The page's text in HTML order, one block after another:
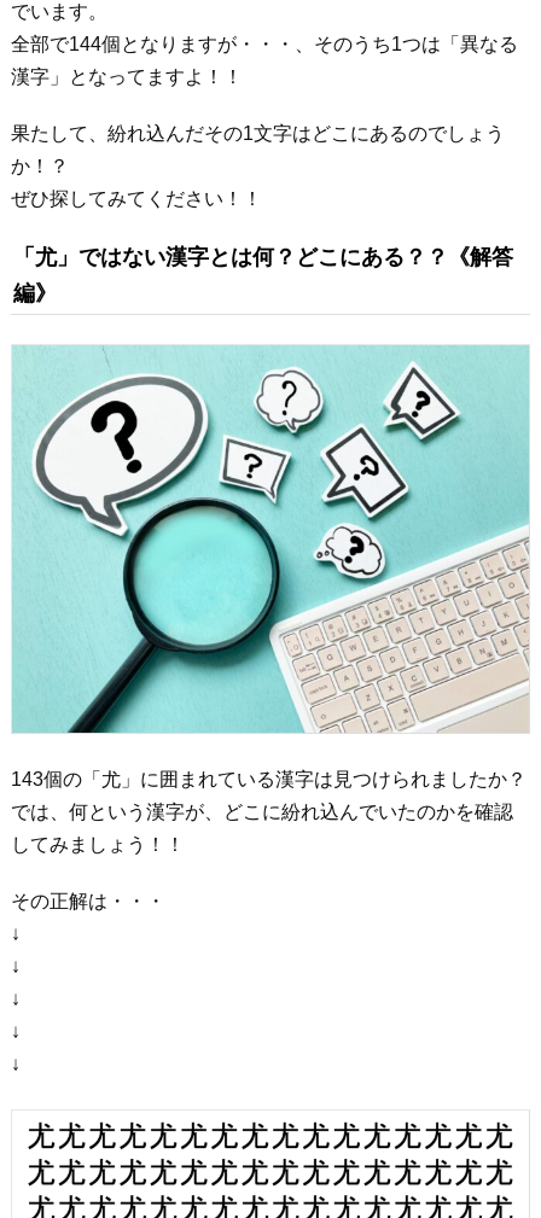
でいます。
全部で144個となりますが・・・、そのうち1つは「異なる
漢字」となってますよ！！
果たして、紛れ込んだその1文字はどこにあるのでしょう
か！？
ぜひ探してみてください！！
「尤」ではない漢字とは何？どこにある？？《解答
編》
143個の「尤」に囲まれている漢字は見つけられましたか？
では、何という漢字が、どこに紛れ込んでいたのかを確認
してみましょう！！
その正解は・・・
↓
↓
↓
↓
↓